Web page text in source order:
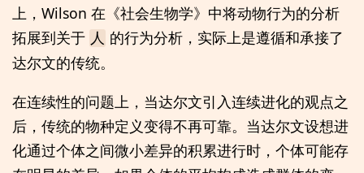
上，Wilson 在《社会生物学》中将动物行为的分析
拓展到关于 人 的行为分析，实际上是遵循和承接了
达尔文的传统。
在连续性的问题上，当达尔文引入连续进化的观点之
后，传统的物种定义变得不再可靠。当达尔文设想进
化通过个体之间微小差异的积累进行时，个体可能存